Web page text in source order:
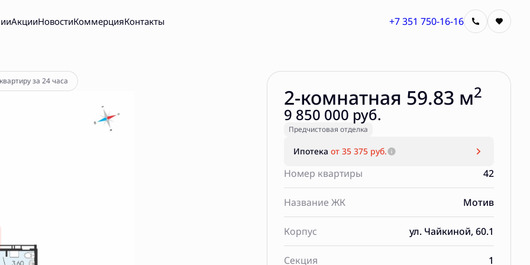
АкцииНовостиКоммерцияКонтакты +7 351 750-16-16
от 35 375 руб. Забронировать
за 24 часа
2-комнатная 59.83 м2
9 850 000 руб.
Предчистовая отделка
Ипотека от 35 375 руб.
Номер квартиры 42
Название ЖК Мотив
Корпус ул. Чайкиной, 60.1
Секция 1